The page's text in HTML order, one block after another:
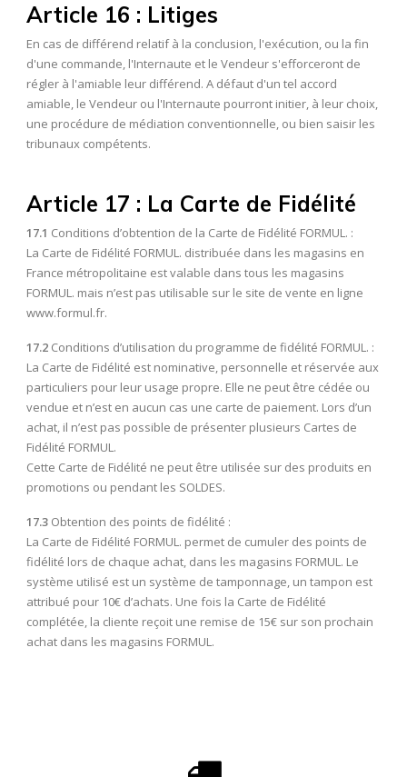
Article 16 : Litiges
En cas de différend relatif à la conclusion, l'exécution, ou la fin
d'une commande, l'Internaute et le Vendeur s'efforceront de
régler à l'amiable leur différend. A défaut d'un tel accord
amiable, le Vendeur ou l'Internaute pourront initier, à leur choix,
une procédure de médiation conventionnelle, ou bien saisir les
tribunaux compétents.
Article 17 : La Carte de Fidélité
17.1 Conditions d’obtention de la Carte de Fidélité FORMUL. :
La Carte de Fidélité FORMUL. distribuée dans les magasins en
France métropolitaine est valable dans tous les magasins
FORMUL. mais n’est pas utilisable sur le site de vente en ligne
www.formul.fr.
17.2 Conditions d’utilisation du programme de fidélité FORMUL. :
La Carte de Fidélité est nominative, personnelle et réservée aux
particuliers pour leur usage propre. Elle ne peut être cédée ou
vendue et n’est en aucun cas une carte de paiement. Lors d’un
achat, il n’est pas possible de présenter plusieurs Cartes de
Fidélité FORMUL.
Cette Carte de Fidélité ne peut être utilisée sur des produits en
promotions ou pendant les SOLDES.
17.3 Obtention des points de fidélité :
La Carte de Fidélité FORMUL. permet de cumuler des points de
fidélité lors de chaque achat, dans les magasins FORMUL. Le
système utilisé est un système de tamponnage, un tampon est
attribué pour 10€ d’achats. Une fois la Carte de Fidélité
complétée, la cliente reçoit une remise de 15€ sur son prochain
achat dans les magasins FORMUL.